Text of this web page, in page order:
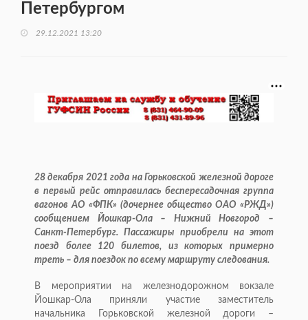
Петербургом
29.12.2021 13:20
28 декабря 2021 года на Горьковской железной дороге
в первый рейс отправилась беспересадочная группа
вагонов АО «ФПК» (дочернее общество ОАО «РЖД»)
сообщением Йошкар-Ола – Нижний Новгород –
Санкт-Петербург. Пассажиры приобрели на этот
поезд более 120 билетов, из которых примерно
треть – для поездок по всему маршруту следования.
В мероприятии на железнодорожном вокзале
Йошкар-Ола приняли участие заместитель
начальника Горьковской железной дороги –